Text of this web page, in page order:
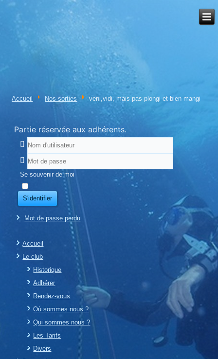
Accueil Nos sorties veni,vidi, mais pas plongi et bien mangi
Partie réservée aux adhérents.
Se souvenir de moi
S'identifier
Mot de passe perdu
Accueil
Le club
Historique
Adhérer
Rendez-vous
Où sommes nous ?
Qui sommes nous ?
Les Tarifs
Divers